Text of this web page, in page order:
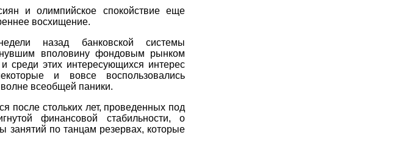
и олимпийское спокойствие еще
восхищение.
назад банковской системы
вполовину фондовым рынком
среди этих интересующихся интерес
и вовсе воспользовались
всеобщей паники.
после стольких лет, проведенных под
финансовой стабильности, о
занятий по танцам резервах, которые